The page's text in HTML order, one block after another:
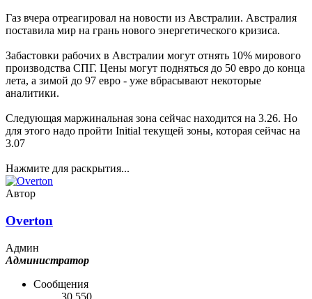
Газ вчера отреагировал на новости из Австралии. Австралия
поставила мир на грань нового энергетического кризиса.
Забастовки рабочих в Австралии могут отнять 10% мирового
производства СПГ. Цены могут подняться до 50 евро до конца
лета, а зимой до 97 евро - уже вбрасывают некоторые
аналитики.
Следующая маржинальная зона сейчас находится на 3.26. Но
для этого надо пройти Initial текущей зоны, которая сейчас на
3.07
Нажмите для раскрытия...
Автор
Overton
Админ
Администратор
Сообщения
30 550